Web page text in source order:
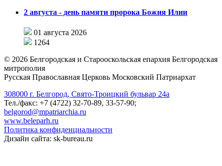
2 августа - день памяти пророка Божия Илии
01 августа 2026
1264
© 2026 Белгородская и Старооскольская епархия Белгородская
митрополия
Русская Православная Церковь Московский Патриархат
308000 г. Белгород, Свято-Троицкий бульвар 24а
Тел./факс: +7 (4722) 32-70-89, 33-57-90;
belgorod@mpatriarchia.ru
www.beleparh.ru
Политика конфиденциальности
Дизайн сайта: sk-bureau.ru